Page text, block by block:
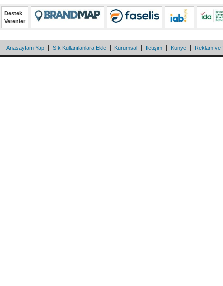
Destek
Verenler
Anasayfam Yap Sık Kullanılanlara Ekle Kurumsal İletişim Künye Reklam ve